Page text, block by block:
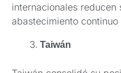
internacionales reducen
abastecimiento
Taiwán